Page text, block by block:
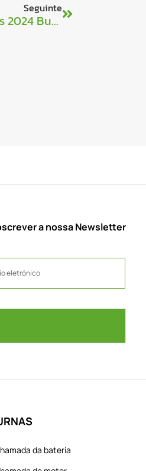
Seguinte
Combilift Ganha O Prémio De "Empresa Do Ano" Nos 2024 Business & Finance Awards
a nossa Newsletter
da bateria